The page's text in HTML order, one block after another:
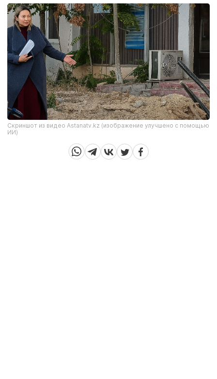
Скриншот из видео Astanatv.kz (изображение улучшено с помощью
ИИ)